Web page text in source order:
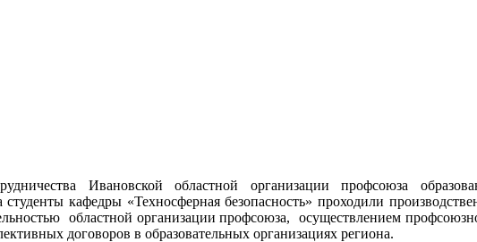
Ивановской областной организации профсоюза
кафедры «Техносферная безопасность» проходили
областной организации профсоюза, осуществлением
договоров в образовательных организациях региона.